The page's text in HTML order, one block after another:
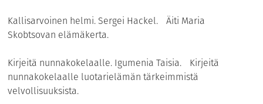
Kallisarvoinen helmi. Sergei Hackel. Äiti Maria
Skobtsovan elämäkerta.
Kirjeitä nunnakokelaalle. Igumenia Taisia. Kirjeitä
nunnakokelaalle luotarielämän tärkeimmistä
velvollisuuksista.